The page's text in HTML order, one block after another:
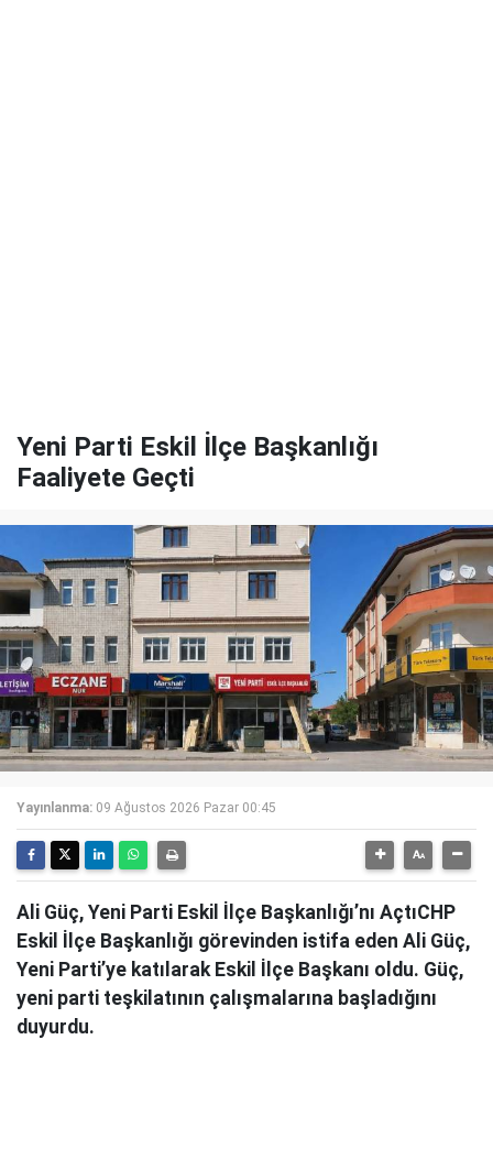
Yeni Parti Eskil İlçe Başkanlığı
Faaliyete Geçti
Yayınlanma: 09 Ağustos 2026 Pazar 00:45
Ali Güç, Yeni Parti Eskil İlçe Başkanlığı’nı AçtıCHP
Eskil İlçe Başkanlığı görevinden istifa eden Ali Güç,
Yeni Parti’ye katılarak Eskil İlçe Başkanı oldu. Güç,
yeni parti teşkilatının çalışmalarına başladığını
duyurdu.